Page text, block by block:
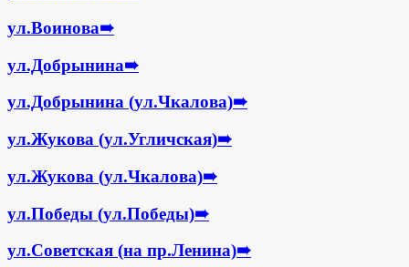
ул.Воинова➠
ул.Добрынина➠
ул.Добрынина (ул.Чкалова)➠
ул.Жукова (ул.Угличская)➠
ул.Жукова (ул.Чкалова)➠
ул.Победы (ул.Победы)➠
ул.Советская (на пр.Ленина)➠